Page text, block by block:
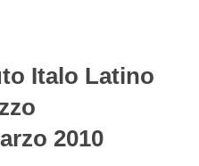
Italo Latino
2010